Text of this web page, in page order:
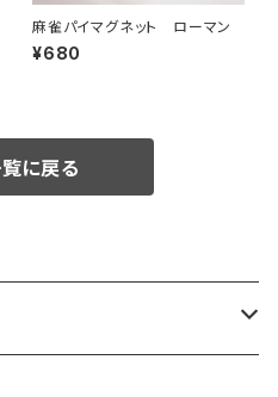
麻雀パイマグネット ローマン
¥680
に戻る